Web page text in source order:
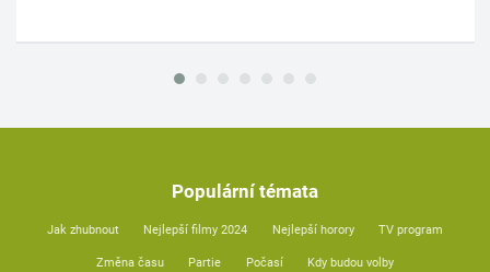
Populární témata
Jak zhubnout Nejlepší filmy 2024 Nejlepší horory TV program
Změna času Partie Počasí Kdy budou volby